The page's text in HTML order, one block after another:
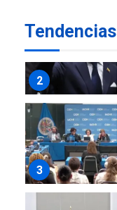
Tendencias
2
3